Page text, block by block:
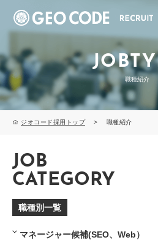
職種紹介
ジオコード採用トップ> 職種紹介
JOB
CATEGORY
職種別一覧
マネージャー候補(SEO、Web）